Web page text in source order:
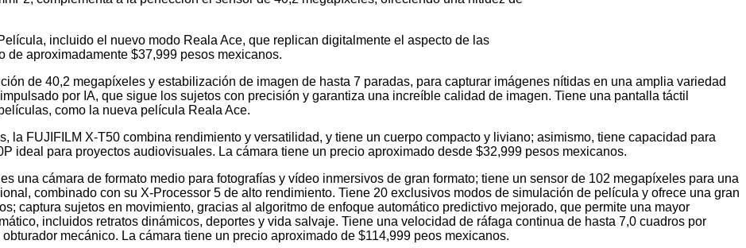
incluido el nuevo modo Reala Ace, que replican digitalmente el aspecto de las
aproximadamente $37,999 pesos mexicanos.
de 40,2 megapíxeles y estabilización de imagen de hasta 7 paradas, para capturar imágenes nítidas en una amplia variedad
por IA, que sigue los sujetos con precisión y garantiza una increíble calidad de imagen. Tiene una pantalla táctil
como la nueva película Reala Ace.
la FUJIFILM X-T50 combina rendimiento y versatilidad, y tiene un cuerpo compacto y liviano; asimismo, tiene capacidad para
ideal para proyectos audiovisuales. La cámara tiene un precio aproximado desde $32,999 pesos mexicanos.
una cámara de formato medio para fotografías y vídeo inmersivos de gran formato; tiene un sensor de 102 megapíxeles para una
combinado con su X-Processor 5 de alto rendimiento. Tiene 20 exclusivos modos de simulación de película y ofrece una gran
captura sujetos en movimiento, gracias al algoritmo de enfoque automático predictivo mejorado, que permite una mayor
incluidos retratos dinámicos, deportes y vida salvaje. Tiene una velocidad de ráfaga continua de hasta 7,0 cuadros por
mecánico. La cámara tiene un precio aproximado de $114,999 peos mexicanos.